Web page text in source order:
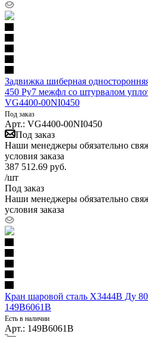
Задвижка шиберная
450 Ру7 межфл со штурвалом
VG4400-00NI0450
Под заказ
Арт.: VG4400-00NI0450
Под заказ
Наши менеджеры обязательно
условия заказа
387 512.69 руб.
/шт
Под заказ
Наши менеджеры обязательно
условия заказа
Кран шаровой сталь X3444B Ду
149B6061B
Есть в наличии
Арт.: 149B6061B